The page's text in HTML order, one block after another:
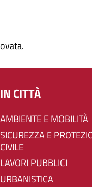
IN CITTÀ
AMBIENTE E MOBILITÀ
SICUREZZA E PROTEZIONE
CIVILE
LAVORI PUBBLICI
URBANISTICA